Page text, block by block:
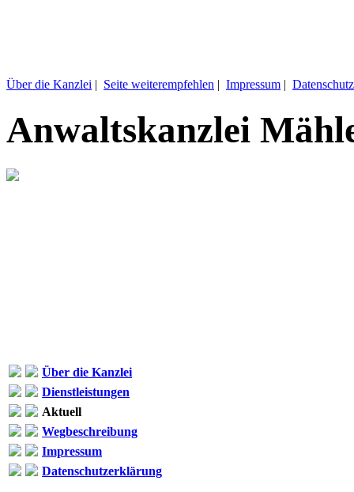
Über die Kanzlei | Seite weiterempfehlen | Impressum |
Anwaltskanzlei
Über die Kanzlei
Dienstleistungen
Aktuell
Wegbeschreibung
Impressum
Datenschutzerklärung